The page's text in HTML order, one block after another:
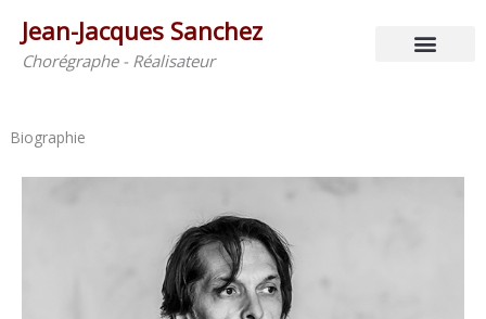
contenu
Jean-Jacques Sanchez
Chorégraphe - Réalisateur
Biographie